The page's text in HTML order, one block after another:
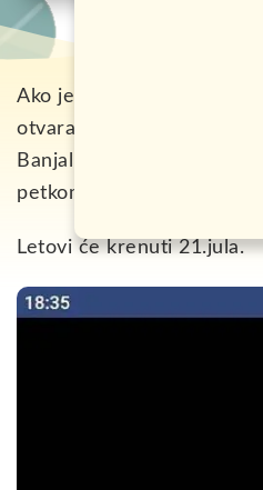
Ako je vjerovati stranici
otvara linija iz prestonice
Banjaluku, koja će letjeti
petkom i nedjeljom.
Letovi će krenuti 21.jula.